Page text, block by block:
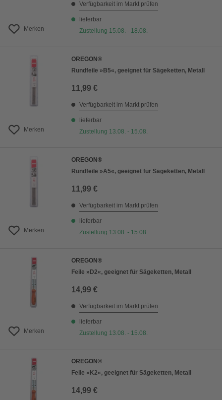
Merken
Verfügbarkeit im Markt prüfen
lieferbar
Zustellung 15.08. - 18.08.
Merken
OREGON®
Rundfeile »B5«, geeignet für Sägeketten, Metall
11,99 €
Verfügbarkeit im Markt prüfen
lieferbar
Zustellung 13.08. - 15.08.
Merken
OREGON®
Rundfeile »A5«, geeignet für Sägeketten, Metall
11,99 €
Verfügbarkeit im Markt prüfen
lieferbar
Zustellung 13.08. - 15.08.
Merken
OREGON®
Feile »D2«, geeignet für Sägeketten, Metall
14,99 €
Verfügbarkeit im Markt prüfen
lieferbar
Zustellung 13.08. - 15.08.
OREGON®
Feile »K2«, geeignet für Sägeketten, Metall
14,99 €